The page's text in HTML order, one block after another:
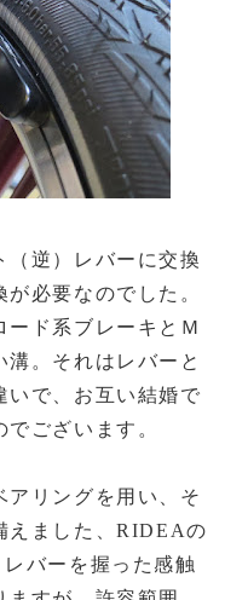
（逆）レバーに交換
必要なのでした。
ード系ブレーキとＭ
溝。それはレバーと
いで、お互い結婚で
ございます。
アリングを用い、そ
えました、RIDEAの
バーを握った感触